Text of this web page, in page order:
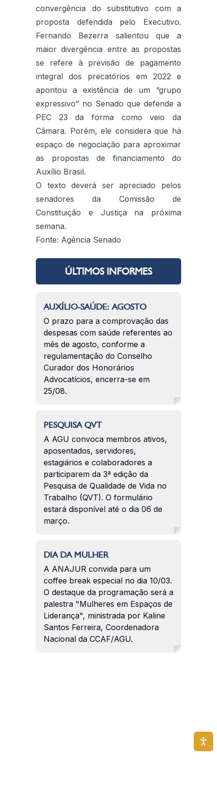
convergência do substitutivo com a
proposta defendida pelo Executivo.
Fernando Bezerra salientou que a
maior divergência entre as propostas
se refere à previsão de pagamento
integral dos precatórios em 2022 e
apontou a existência de um “grupo
expressivo” no Senado que defende a
PEC 23 da forma como veio da
Câmara. Porém, ele considera que há
espaço de negociação para aproximar
as propostas de financiamento do
Auxílio Brasil.
O texto deverá ser apreciado pelos
senadores da Comissão de
Constituição e Justiça na próxima
semana.
Fonte: Agência Senado
ÚLTIMOS INFORMES
AUXÍLIO-SAÚDE: AGOSTO
O prazo para a comprovação das
despesas com saúde referentes ao
mês de agosto, conforme a
regulamentação do Conselho
Curador dos Honorários
Advocatícios, encerra-se em
25/08.
PESQUISA QVT
A AGU convoca membros ativos,
aposentados, servidores,
estagiários e colaboradores a
participarem da 3ª edição da
Pesquisa de Qualidade de Vida no
Trabalho (QVT). O formulário
estará disponível até o dia 06 de
março.
DIA DA MULHER
A ANAJUR convida para um
coffee break especial no dia 10/03.
O destaque da programação será a
palestra "Mulheres em Espaços de
Liderança", ministrada por Kaline
Santos Ferreira, Coordenadora
Nacional da CCAF/AGU.